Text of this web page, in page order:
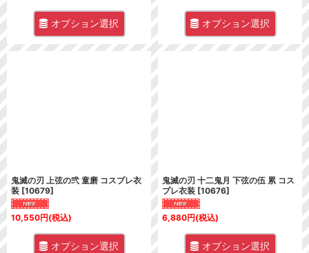
オプション選択 オプション選択
鬼滅の刃 上弦の弐 童磨 コスプレ衣
装 [10679]
10,550円(税込)
オプション選択
鬼滅の刃 十二鬼月 下弦の伍 累 コス
プレ衣装 [10676]
6,880円(税込)
オプション選択